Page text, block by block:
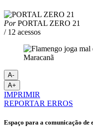
PorPORTAL ZERO 21
/ 12 acessos
A-
A+
IMPRIMIR
REPORTAR ERROS
Espaço para a comunicação de